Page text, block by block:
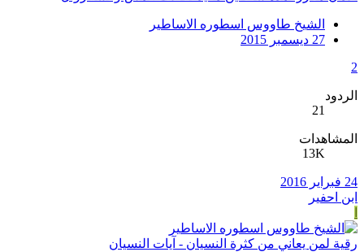
الشيخ طاووس اسطوره الاساطير
27 ديسمبر 2015
2
الردود
21
المشاهدات
13K
24 فبراير 2016
ابن احفير
رقية لمن يعاني من كثرة النسيان - آيات النسيان